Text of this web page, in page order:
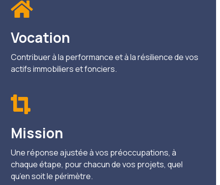
Vocation
Contribuer à la performance et à la résilience de vos
actifs immobiliers et fonciers.
Mission
Une réponse ajustée à vos préoccupations, à
chaque étape, pour chacun de vos projets, quel
qu’en soit le périmètre.